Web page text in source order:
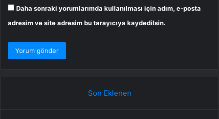
Daha sonraki yorumlarımda kullanılması için adım, e-posta
adresim ve site adresim bu tarayıcıya kaydedilsin.
Son Eklenen